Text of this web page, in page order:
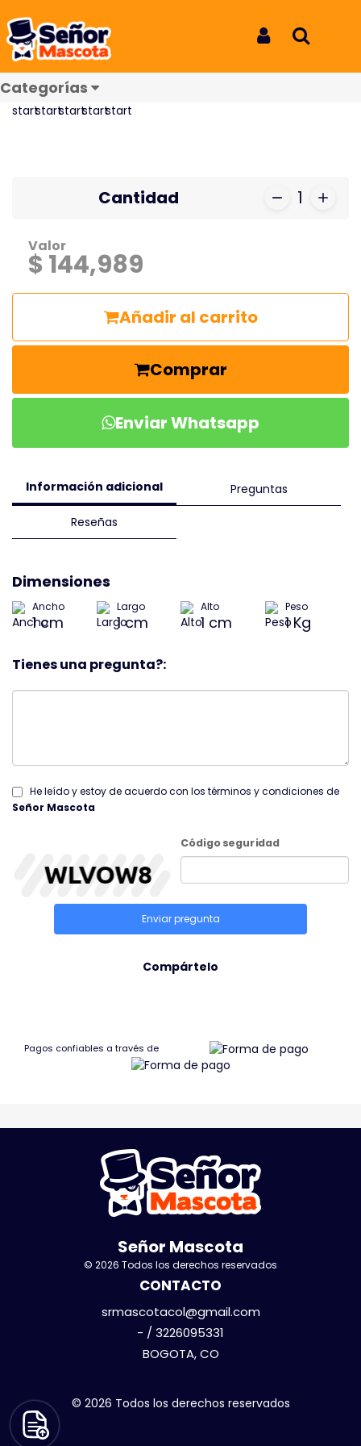
Categorías
Senior Dog Small & Toy 3K
Cantidad 1
Valor
$ 144,989
Añadir al carrito
Comprar
Enviar Whatsapp
Información adicional Preguntas
Reseñas
Dimensiones
Ancho
1 cm
Largo
1 cm
Alto
1 cm
Peso
1 Kg
Tienes una pregunta?:
He leído y estoy de acuerdo con los términos y condiciones de
Señor Mascota
Código seguridad
Enviar pregunta
Compártelo
Pagos confiables a través de
Señor Mascota
© 2026 Todos los derechos reservados
CONTACTO
srmascotacol@gmail.com
- / 3226095331
BOGOTA, CO
© 2026 Todos los derechos reservados